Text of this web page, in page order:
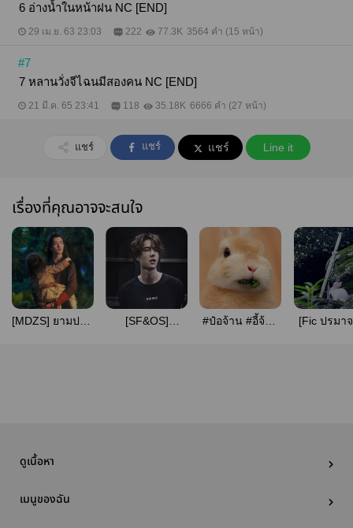
6 อ่างน้ำในหน้าฝน NC [END]
29 เม.ย. 63 23:03 222 77.3K 3564 คำ (15 หน้า)
#7
7 หลานวั่งจีไฉนมีสองคน NC [END]
21 มี.ค. 65 23:41 118 35.18K 6666 คำ (27 หน้า)
แชร์ แชร์ แชร์ Line it
เรื่องที่คุณอาจจะสนใจ
[MDZS] ยามปทุม
[SF&OS]
#ป๋อจ้าน #อี้จ้าน
[Fic ปรมา
ดูเนื้อหา
เมนูของฉัน